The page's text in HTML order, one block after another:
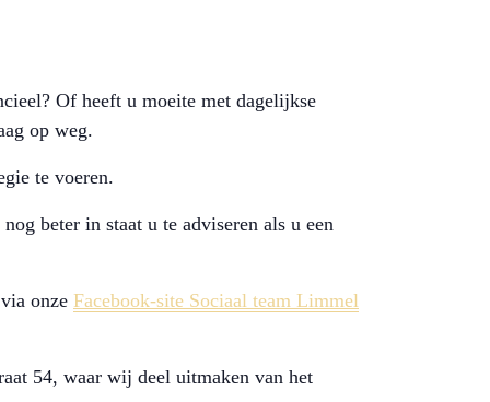
Of heeft u moeite met dagelijkse
op weg.
te voeren.
beter in staat u te adviseren als u een
onze Facebook-site Sociaal team Limmel
54, waar wij deel uitmaken van het